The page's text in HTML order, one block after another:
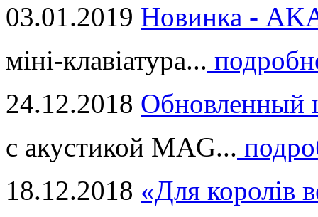
03.01.2019 Новинка -
міні-клавіатура...
24.12.2018 Обновленный
с акустикой MAG...
18.12.2018 «Для королів